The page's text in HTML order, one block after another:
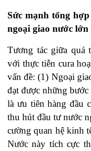
Sức mạnh tổng
ngoại giao nước lớn
Tương tác giữa quá
với thực tiễn cura
vấn đề: (1) Ngoại
đạt được những
là ưu tiên hàng đầu
thu hút đầu tư nước
cường quan hệ kinh
Nước này tích cực